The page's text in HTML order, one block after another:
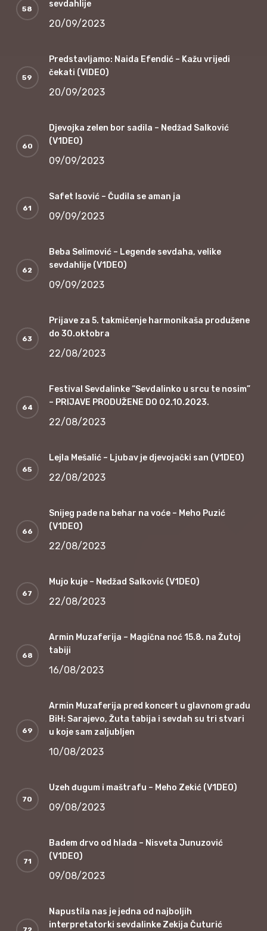
sevdahlije
20/09/2023
Predstavljamo: Naida Efendić – Kažu vrijedi
čekati (VIDEO)
20/09/2023
Djevojka zelen bor sadila – Nedžad Salković
(V1DEO)
09/09/2023
Safet Isović – Čudila se aman ja
09/09/2023
Beba Selimović – Legende sevdaha, velike
sevdahlije (V1DEO)
09/09/2023
Prijave za 5. takmičenje harmonikaša produžene
do 30.oktobra
22/08/2023
Festival Sevdalinke “Sevdalinko u srcu te nosim”
– PRIJAVE PRODUŽENE DO 02.10.2023.
22/08/2023
Lejla Mešalić – Ljubav je djevojački san (V1DEO)
22/08/2023
Snijeg pade na behar na voće – Meho Puzić
(V1DEO)
22/08/2023
Mujo kuje – Nedžad Salković (V1DEO)
22/08/2023
Armin Muzaferija – Magična noć 15.8. na Žutoj
tabiji
16/08/2023
Armin Muzaferija pred koncert u glavnom gradu
BiH: Sarajevo, Žuta tabija i sevdah su tri stvari
u koje sam zaljubljen
10/08/2023
Uzeh đugum i maštrafu – Meho Zekić (V1DEO)
09/08/2023
Badem drvo od hlada – Nisveta Junuzović
(V1DEO)
09/08/2023
Napustila nas je jedna od najboljih
interpretatorki sevdalinke Zekija Čuturić